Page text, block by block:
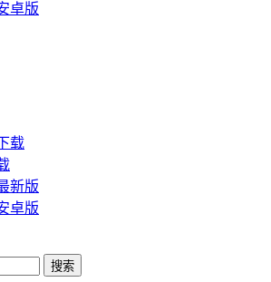
卓版
载
新版
卓版
搜索